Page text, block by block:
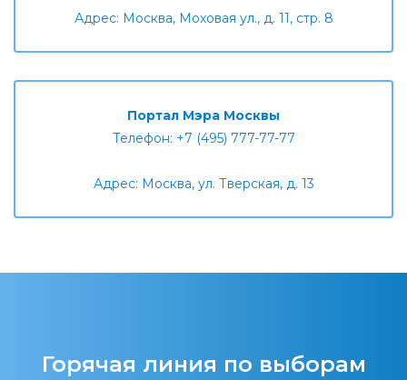
Адрес: Москва, Моховая ул., д. 11, стр. 8
Портал Мэра Москвы
Телефон: +7 (495) 777-77-77
Адрес: Москва, ул. Тверская, д. 13
Горячая линия по выборам